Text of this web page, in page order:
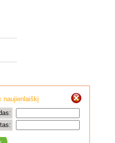
naujienlaiškį